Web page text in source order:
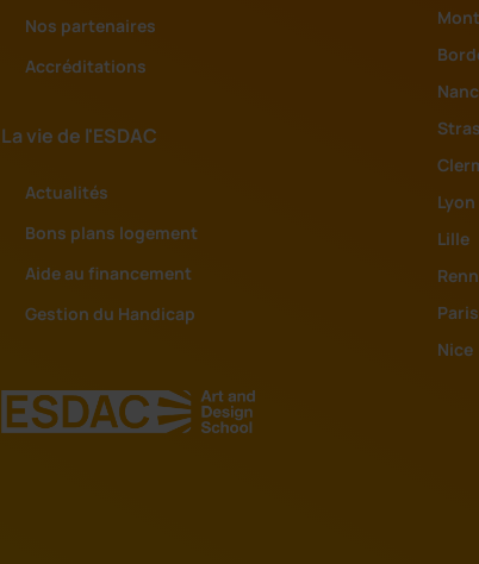
Nos partenaires
Accréditations
La vie de l'ESDAC
Actualités
Bons plans logement
Aide au financement
Gestion du Handicap
Lyon
Lille
Paris
Nice